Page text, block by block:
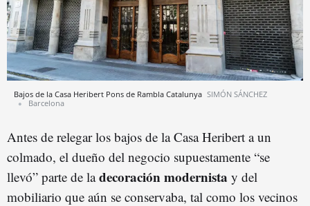
Bajos de la Casa Heribert Pons de Rambla Catalunya SIMÓN SÁNCHEZ
Barcelona
Antes de relegar los bajos de la Casa Heribert a un
colmado, el dueño del negocio supuestamente “se
llevó” parte de ladecoración modernista y del
mobiliario que aún se conservaba, tal como los vecinos